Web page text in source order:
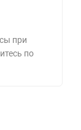
при
по